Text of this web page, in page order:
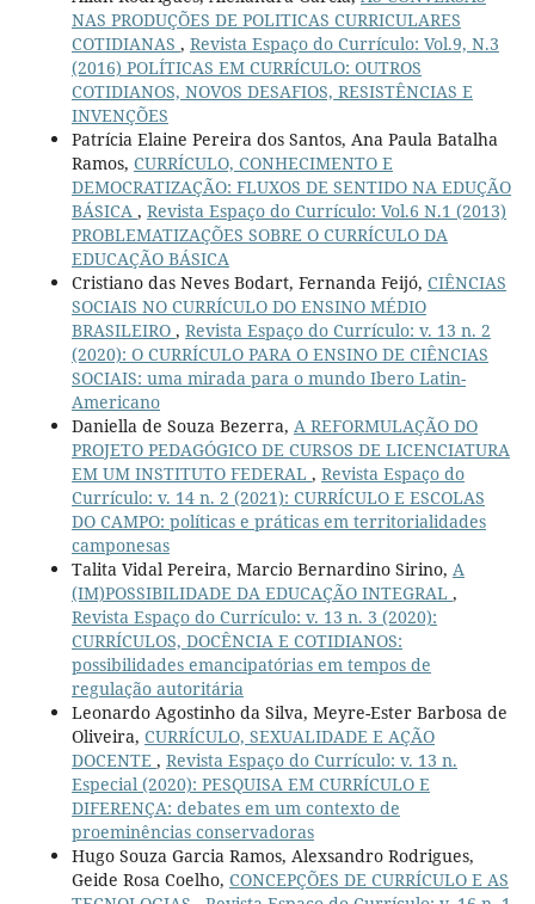
NAS PRODUÇÕES DE POLITICAS CURRICULARES
COTIDIANAS , Revista Espaço do Currículo: Vol.9, N.3
(2016) POLÍTICAS EM CURRÍCULO: OUTROS
COTIDIANOS, NOVOS DESAFIOS, RESISTÊNCIAS E
INVENÇÕES
Patrícia Elaine Pereira dos Santos, Ana Paula Batalha
Ramos, CURRÍCULO, CONHECIMENTO E
DEMOCRATIZAÇÃO: FLUXOS DE SENTIDO NA EDUÇÃO
BÁSICA , Revista Espaço do Currículo: Vol.6 N.1 (2013)
PROBLEMATIZAÇÕES SOBRE O CURRÍCULO DA
EDUCAÇÃO BÁSICA
Cristiano das Neves Bodart, Fernanda Feijó, CIÊNCIAS
SOCIAIS NO CURRÍCULO DO ENSINO MÉDIO
BRASILEIRO , Revista Espaço do Currículo: v. 13 n. 2
(2020): O CURRÍCULO PARA O ENSINO DE CIÊNCIAS
SOCIAIS: uma mirada para o mundo Ibero Latin-
Americano
Daniella de Souza Bezerra, A REFORMULAÇÃO DO
PROJETO PEDAGÓGICO DE CURSOS DE LICENCIATURA
EM UM INSTITUTO FEDERAL , Revista Espaço do
Currículo: v. 14 n. 2 (2021): CURRÍCULO E ESCOLAS
DO CAMPO: políticas e práticas em territorialidades
camponesas
Talita Vidal Pereira, Marcio Bernardino Sirino, A
(IM)POSSIBILIDADE DA EDUCAÇÃO INTEGRAL ,
Revista Espaço do Currículo: v. 13 n. 3 (2020):
CURRÍCULOS, DOCÊNCIA E COTIDIANOS:
possibilidades emancipatórias em tempos de
regulação autoritária
Leonardo Agostinho da Silva, Meyre-Ester Barbosa de
Oliveira, CURRÍCULO, SEXUALIDADE E AÇÃO
DOCENTE , Revista Espaço do Currículo: v. 13 n.
Especial (2020): PESQUISA EM CURRÍCULO E
DIFERENÇA: debates em um contexto de
proeminências conservadoras
Hugo Souza Garcia Ramos, Alexsandro Rodrigues,
Geide Rosa Coelho, CONCEPÇÕES DE CURRÍCULO E AS